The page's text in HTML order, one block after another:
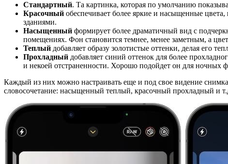
Стандартный. Та картинка, которая по умолчанию
Красочный обеспечивает более яркие и насыщенные
зданиями.
Насыщенный формирует более драматичный вид с
помещениях. Фон становится темнее, менее заметным, а
Теплый добавляет образу золотистые оттенки, делая его
Прохладный добавляет синий оттенок для более
и некоей отстраненности. Хорошо подойдет он для ночных
Каждый из них можно настраивать еще и под свое видение
словосочетание: насыщенный теплый, красочный прохладный и